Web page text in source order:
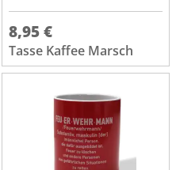
8,95 €
Tasse Kaffee Marsch